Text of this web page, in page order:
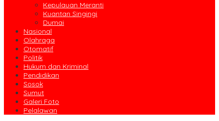
Kepulauan Meranti
Kuantan Singingi
Dumai
Nasional
Olahraga
Otomatif
Politik
Hukum dan Kriminal
Pendidikan
Sosok
Sumut
Galeri Foto
Pelalawan